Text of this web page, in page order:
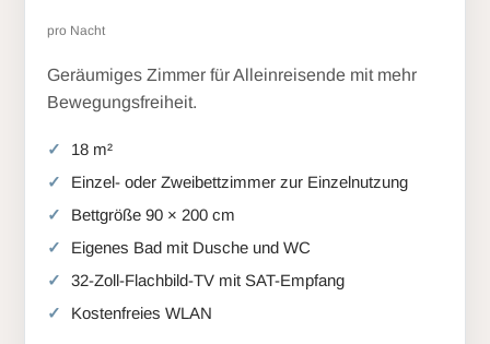
pro Nacht
Geräumiges Zimmer für Alleinreisende mit mehr
Bewegungsfreiheit.
18 m²
Einzel- oder Zweibettzimmer zur Einzelnutzung
Bettgröße 90 × 200 cm
Eigenes Bad mit Dusche und WC
32-Zoll-Flachbild-TV mit SAT-Empfang
Kostenfreies WLAN